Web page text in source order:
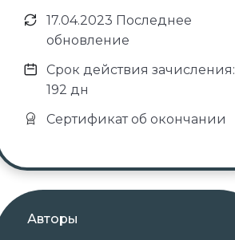
17.04.2023 Последнее
обновление
Срок действия зачисления:
192 дн
Сертификат об окончании
Авторы